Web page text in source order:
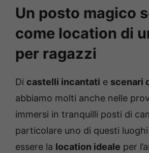
Un posto magico
come location di
per ragazzi
Di castelli incantati e scenari
abbiamo molti anche nelle
immersi in tranquilli posti di
particolare uno di questi
essere la location ideale per